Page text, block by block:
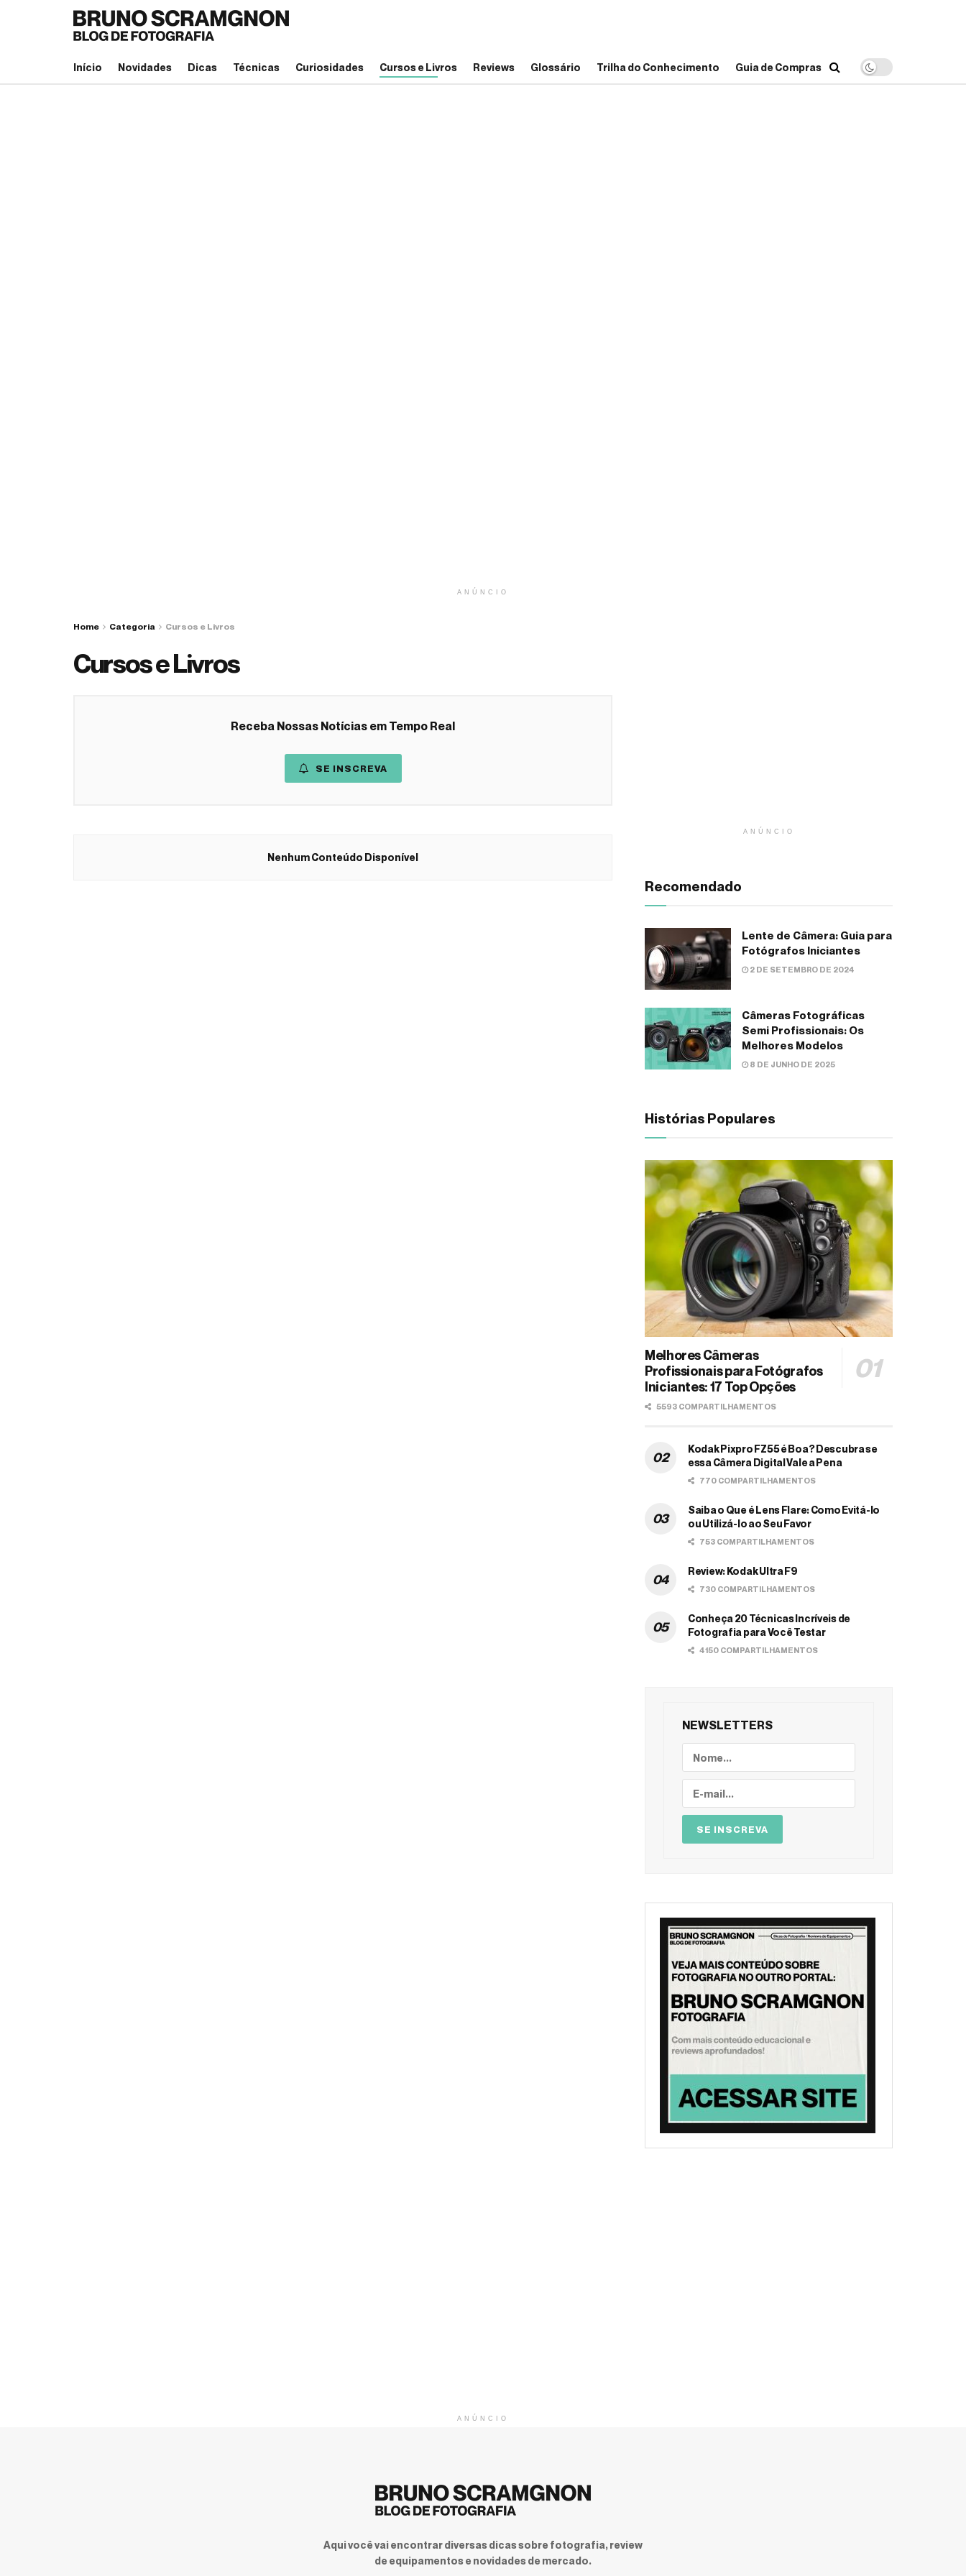
Início Novidades Dicas Técnicas Curiosidades Cursos e Livros Reviews Glossário Trilha do Conhecimento Guia de Compras
ANÚNCIO
Home Categoria Cursos e Livros
Cursos e Livros
Receba Nossas Notícias em Tempo Real
SE INSCREVA
Nenhum Conteúdo Disponível
ANÚNCIO
Recomendado
Lente de Câmera: Guia para
Fotógrafos Iniciantes
2 DE SETEMBRO DE 2024
Câmeras Fotográficas
Semi Profissionais: Os
Melhores Modelos
8 DE JUNHO DE 2025
Histórias Populares
Melhores Câmeras
Profissionais para Fotógrafos
Iniciantes: 17 Top Opções
5593 COMPARTILHAMENTOS
Kodak Pixpro FZ55 é Boa? Descubra se
essa Câmera Digital Vale a Pena
770 COMPARTILHAMENTOS
Saiba o Que é Lens Flare: Como Evitá-lo
ou Utilizá-lo ao Seu Favor
753 COMPARTILHAMENTOS
Review: Kodak Ultra F9
730 COMPARTILHAMENTOS
Conheça 20 Técnicas Incríveis de
Fotografia para Você Testar
4150 COMPARTILHAMENTOS
NEWSLETTERS
ANÚNCIO
Aqui você vai encontrar diversas dicas sobre fotografia, review
de equipamentos e novidades de mercado.